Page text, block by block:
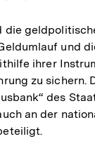
die
und
ihrer
zu sichern.
des
an der